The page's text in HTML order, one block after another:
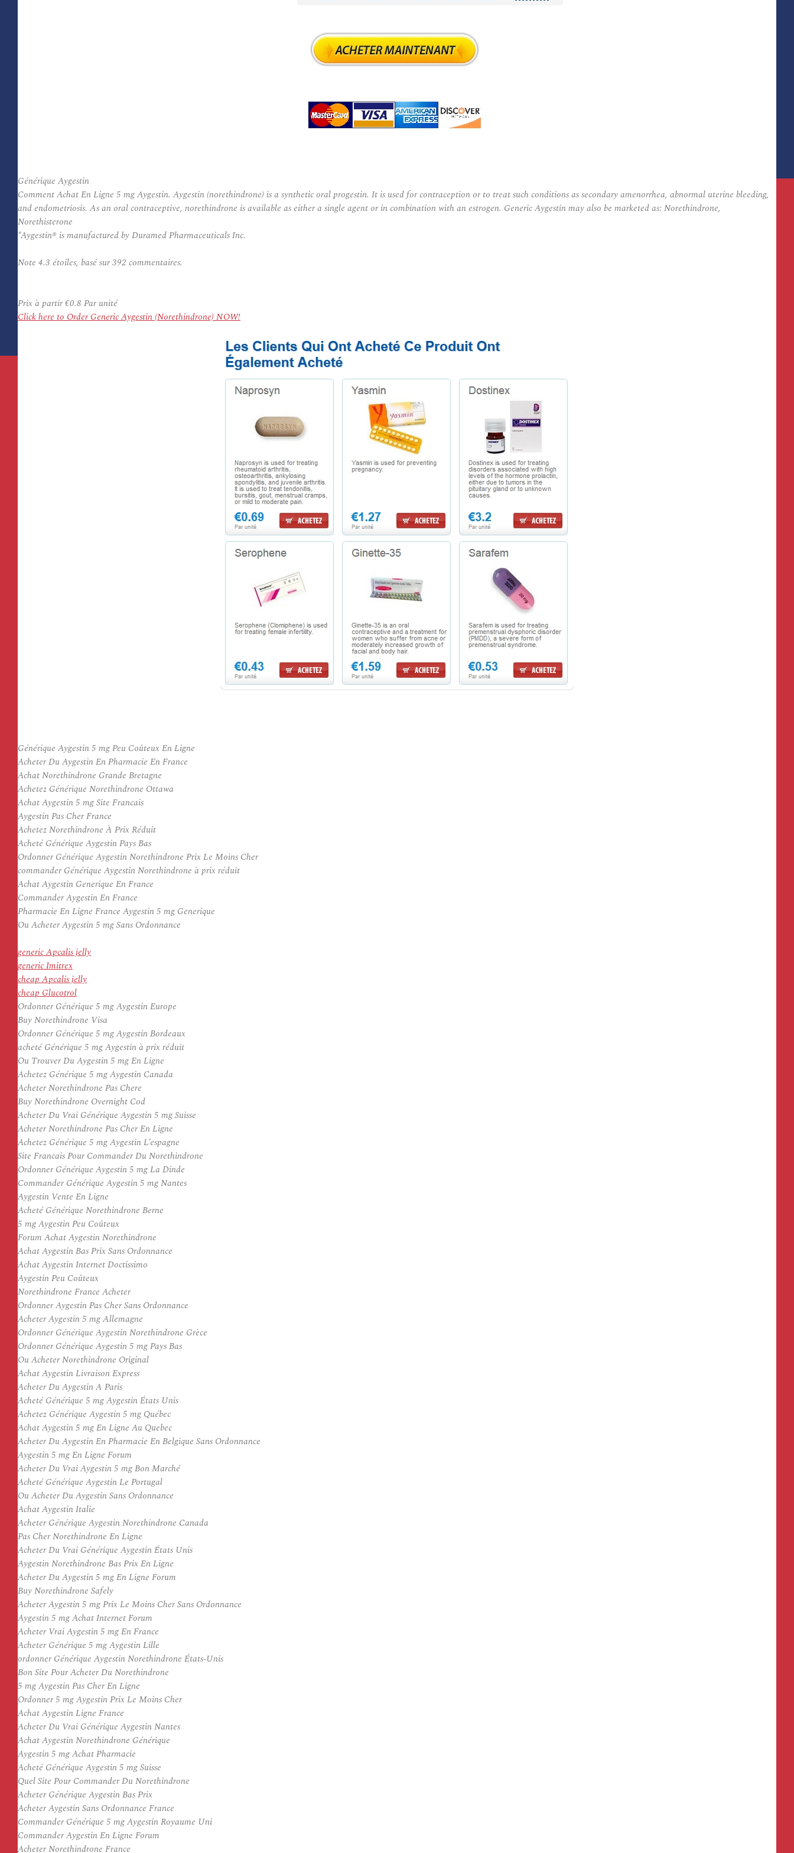
Générique Aygestin
Comment Achat En Ligne 5 mg Aygestin. Aygestin (norethindrone) is a synthetic oral progestin. It is used for contraception or to treat such conditions as secondary amenorrhea, abnormal uterine bleeding,
and endometriosis. As an oral contraceptive, norethindrone is available as either a single agent or in combination with an estrogen. Generic Aygestin may also be marketed as: Norethindrone,
Norethisterone
*Aygestin® is manufactured by Duramed Pharmaceuticals Inc.
Note 4.3 étoiles, basé sur392 commentaires.
Prix à partir€0.8 Par unité
Click here to Order Generic Aygestin (Norethindrone) NOW!
Générique Aygestin 5 mg Peu Coûteux En Ligne
Acheter Du Aygestin En Pharmacie En France
Achat Norethindrone Grande Bretagne
Achetez Générique Norethindrone Ottawa
Achat Aygestin 5 mg Site Francais
Aygestin Pas Cher France
Achetez Norethindrone À Prix Réduit
Acheté Générique Aygestin Pays Bas
Ordonner Générique Aygestin Norethindrone Prix Le Moins Cher
commander Générique Aygestin Norethindrone à prix réduit
Achat Aygestin Generique En France
Commander Aygestin En France
Pharmacie En Ligne France Aygestin 5 mg Generique
Ou Acheter Aygestin 5 mg Sans Ordonnance
generic Apcalis jelly
generic Imitrex
cheap Apcalis jelly
cheap Glucotrol
Ordonner Générique 5 mg Aygestin Europe
Buy Norethindrone Visa
Ordonner Générique 5 mg Aygestin Bordeaux
acheté Générique 5 mg Aygestin à prix réduit
Ou Trouver Du Aygestin 5 mg En Ligne
Achetez Générique 5 mg Aygestin Canada
Acheter Norethindrone Pas Chere
Buy Norethindrone Overnight Cod
Acheter Du Vrai Générique Aygestin 5 mg Suisse
Acheter Norethindrone Pas Cher En Ligne
Achetez Générique 5 mg Aygestin L’espagne
Site Francais Pour Commander Du Norethindrone
Ordonner Générique Aygestin 5 mg La Dinde
Commander Générique Aygestin 5 mg Nantes
Aygestin Vente En Ligne
Acheté Générique Norethindrone Berne
5 mg Aygestin Peu Coûteux
Forum Achat Aygestin Norethindrone
Achat Aygestin Bas Prix Sans Ordonnance
Achat Aygestin Internet Doctissimo
Aygestin Peu Coûteux
Norethindrone France Acheter
Ordonner Aygestin Pas Cher Sans Ordonnance
Acheter Aygestin 5 mg Allemagne
Ordonner Générique Aygestin Norethindrone Grèce
Ordonner Générique Aygestin 5 mg Pays Bas
Ou Acheter Norethindrone Original
Achat Aygestin Livraison Express
Acheter Du Aygestin A Paris
Acheté Générique 5 mg Aygestin États Unis
Achetez Générique Aygestin 5 mg Québec
Achat Aygestin 5 mg En Ligne Au Quebec
Acheter Du Aygestin En Pharmacie En Belgique Sans Ordonnance
Aygestin 5 mg En Ligne Forum
Acheter Du Vrai Aygestin 5 mg Bon Marché
Acheté Générique Aygestin Le Portugal
Ou Acheter Du Aygestin Sans Ordonnance
Achat Aygestin Italie
Acheter Générique Aygestin Norethindrone Canada
Pas Cher Norethindrone En Ligne
Acheter Du Vrai Générique Aygestin États Unis
Aygestin Norethindrone Bas Prix En Ligne
Acheter Du Aygestin 5 mg En Ligne Forum
Buy Norethindrone Safely
Acheter Aygestin 5 mg Prix Le Moins Cher Sans Ordonnance
Aygestin 5 mg Achat Internet Forum
Acheter Vrai Aygestin 5 mg En France
Acheter Générique 5 mg Aygestin Lille
ordonner Générique Aygestin Norethindrone États-Unis
Bon Site Pour Acheter Du Norethindrone
5 mg Aygestin Pas Cher En Ligne
Ordonner 5 mg Aygestin Prix Le Moins Cher
Achat Aygestin Ligne France
Acheter Du Vrai Générique Aygestin Nantes
Achat Aygestin Norethindrone Générique
Aygestin 5 mg Achat Pharmacie
Acheté Générique Aygestin 5 mg Suisse
Quel Site Pour Commander Du Norethindrone
Acheter Générique Aygestin Bas Prix
Acheter Aygestin Sans Ordonnance France
Commander Générique 5 mg Aygestin Royaume Uni
Commander Aygestin En Ligne Forum
Acheter Norethindrone France